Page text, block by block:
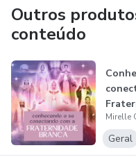
QR21.
Outros
conteúdo
Mirelle
Geral